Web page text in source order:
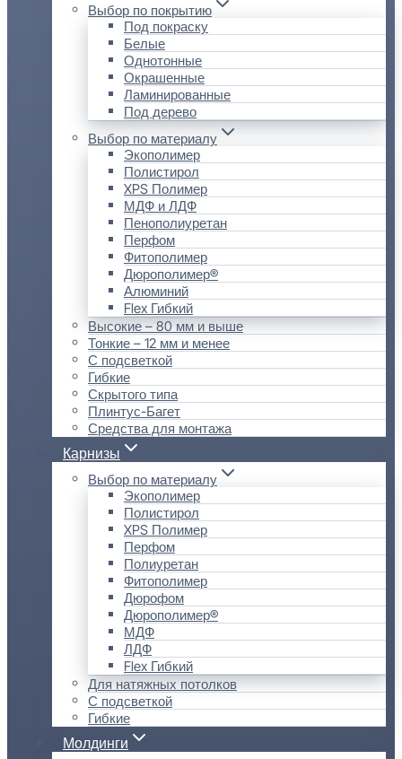
Выбор по покрытию
Под покраску
Белые
Однотонные
Окрашенные
Ламинированные
Под дерево
Выбор по материалу
Экополимер
Полистирол
XPS Полимер
МДФ и ЛДФ
Пенополиуретан
Перфом
Фитополимер
Дюрополимер®
Алюминий
Flex Гибкий
Высокие – 80 мм и выше
Тонкие – 12 мм и менее
С подсветкой
Гибкие
Скрытого типа
Плинтус-Багет
Средства для монтажа
Карнизы
Выбор по материалу
Экополимер
Полистирол
XPS Полимер
Перфом
Полиуретан
Фитополимер
Дюрофом
Дюрополимер®
МДФ
ЛДФ
Flex Гибкий
Для натяжных потолков
С подсветкой
Гибкие
Молдинги